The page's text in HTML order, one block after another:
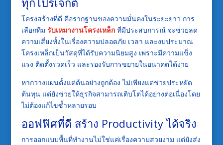
โครงสร้างที่ดี คือรากฐานของความมั่นคงในระยะยาว การ
เลือกทีม รับเหมางานโครงเหล็ก ที่มีประสบการณ์ จะช่วยลด
ความเสี่ยงทั้งในเรื่องความปลอดภัย เวลา และงบประมาณ
โครงเหล็กเป็นวัสดุที่ได้รับความนิยมสูง เพราะมีความแข็ง
แรง ติดตั้งรวดเร็ว และรองรับการขยายในอนาคตได้ง่าย
หากวางแผนตั้งแต่ต้นอย่างถูกต้อง ไม่เพียงแต่ช่วยประหยัด
ต้นทุน แต่ยังช่วยให้ธุรกิจสามารถเติบโตได้อย่างต่อเนื่องโดย
ไม่ต้องแก้ไขซ้ำหลายรอบ
ออฟฟิศที่ดี สร้าง Productivity ได้จริง
การออกแบบพื้นที่ทำงานไม่ใช่แค่เรื่องความสวยงาม แต่ยังส่ง